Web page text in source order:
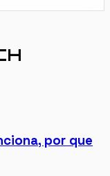
por que